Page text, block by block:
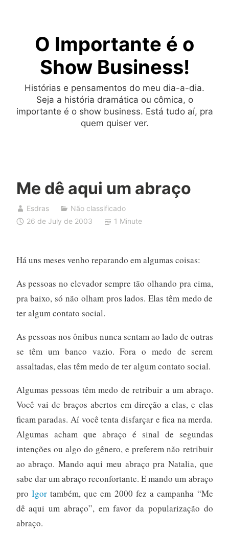
O Importante é o
Show Business!
Histórias e pensamentos do meu dia-a-dia.
Seja a história dramática ou cômica, o
importante é o show business. Está tudo aí, pra
quem quiser ver.
Me dê aqui um abraço
Esdras
Não classificado
26 de July de 2003
1 Minute
Há uns meses venho reparando em algumas coisas:
As pessoas no elevador sempre tão olhando pra cima,
pra baixo, só não olham pros lados. Elas têm medo de
ter algum contato social.
As pessoas nos ônibus nunca sentam ao lado de outras
se têm um banco vazio. Fora o medo de serem
assaltadas, elas têm medo de ter algum contato social.
Algumas pessoas têm medo de retribuir a um abraço.
Você vai de braços abertos em direção a elas, e elas
ficam paradas. Aí você tenta disfarçar e fica na merda.
Algumas acham que abraço é sinal de segundas
intenções ou algo do gênero, e preferem não retribuir
ao abraço. Mando aqui meu abraço pra Natalia, que
sabe dar um abraço reconfortante. E mando um abraço
pro Igortambém, que em 2000 fez a campanha “Me
dê aqui um abraço”, em favor da popularização do
abraço.